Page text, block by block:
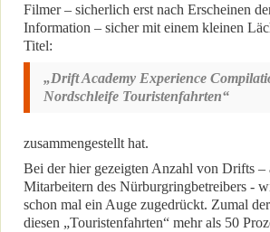
Filmer – sicherlich erst nach Erscheinen
Information – sicher mit einem kleinen
Titel:
„Drift Academy Experience
Nordschleife Touristenfahrten“
zusammengestellt hat.
Bei der hier gezeigten Anzahl von Drifts –
Mitarbeitern des Nürburgringbetreibers -
schon mal ein Auge zugedrückt. Zumal
diesen „Touristenfahrten“ mehr als 50